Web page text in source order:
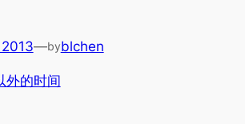
—byblchen
外的时间